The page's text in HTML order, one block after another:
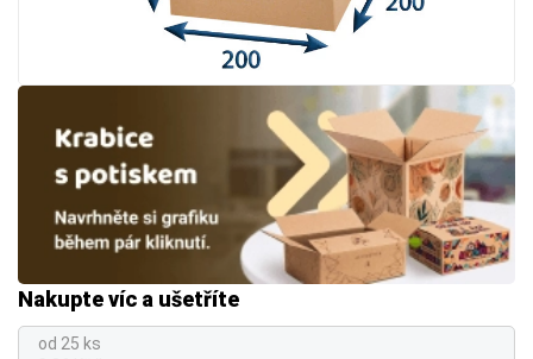
Nakupte víc a ušetříte
od 25 ks